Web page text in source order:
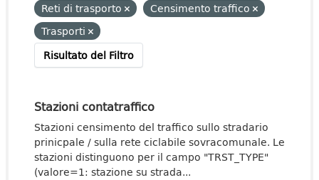
Reti di trasporto
Censimento traffico
Trasporti
Risultato del Filtro
Stazioni contatraffico
Stazioni censimento del traffico sullo stradario
prinicpale / sulla rete ciclabile sovracomunale. Le
stazioni distinguono per il campo "TRST_TYPE"
(valore=1: stazione su strada...